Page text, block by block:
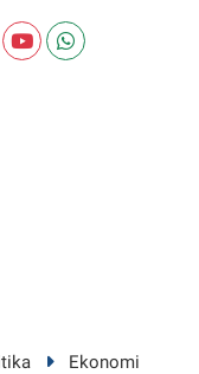
Ekonomi